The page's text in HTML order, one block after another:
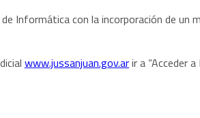
Informática con la incorporación de
www.jussanjuan.gov.arir a “Acceder